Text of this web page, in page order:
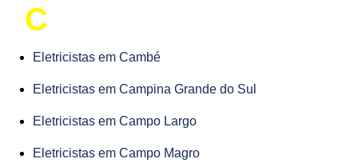
C
Eletricistas em Cambé
Eletricistas em Campina Grande do Sul
Eletricistas em Campo Largo
Eletricistas em Campo Magro